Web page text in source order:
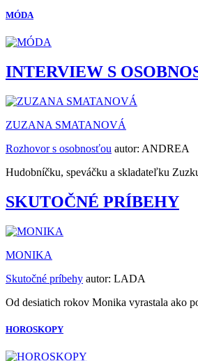
MÓDA
INTERVIEW S
ZUZANA SMATANOVÁ
Rozhovor s osobnosťou autor: ANDREA
Hudobníčku, speváčku a skladateľku
SKUTOČNÉ PRÍBEHY
MONIKA
Skutočné príbehy autor: LADA
Od desiatich rokov Monika vyrastala ako
HOROSKOPY